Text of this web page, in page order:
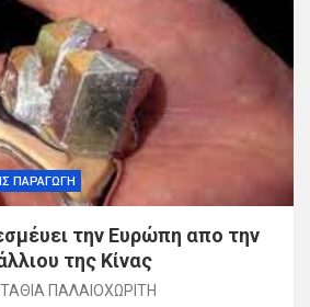
ΠΑΡΑΓΩΓΗ
την Ευρώπη απο την
της Κίνας
ΠΑΛΑΙΟΧΩΡΙΤΗ